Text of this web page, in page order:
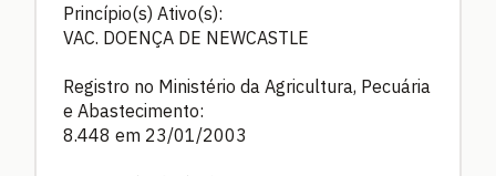
Princípio(s) Ativo(s):
VAC. DOENÇA DE NEWCASTLE
Registro no Ministério da Agricultura, Pecuária
e Abastecimento:
8.448 em 23/01/2003